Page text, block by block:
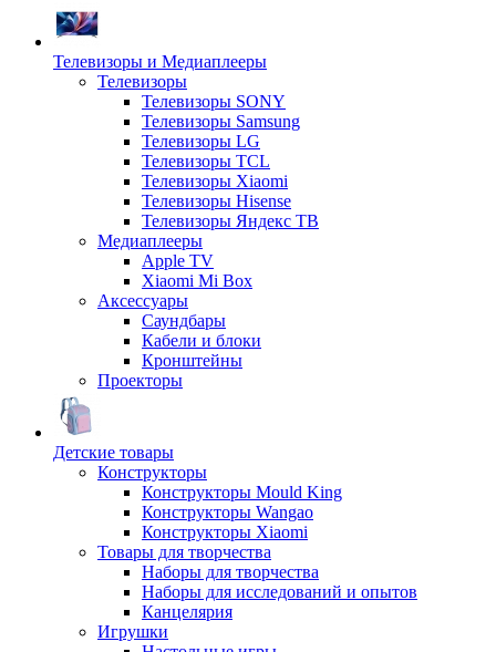
Телевизоры и Медиаплееры
Телевизоры
Телевизоры SONY
Телевизоры Samsung
Телевизоры LG
Телевизоры TCL
Телевизоры Xiaomi
Телевизоры Hisense
Телевизоры Яндекс ТВ
Медиаплееры
Apple TV
Xiaomi Mi Box
Аксессуары
Саундбары
Кабели и блоки
Кронштейны
Проекторы
Детские товары
Конструкторы
Конструкторы Mould King
Конструкторы Wangao
Конструкторы Xiaomi
Товары для творчества
Наборы для творчества
Наборы для исследований и опытов
Канцелярия
Игрушки